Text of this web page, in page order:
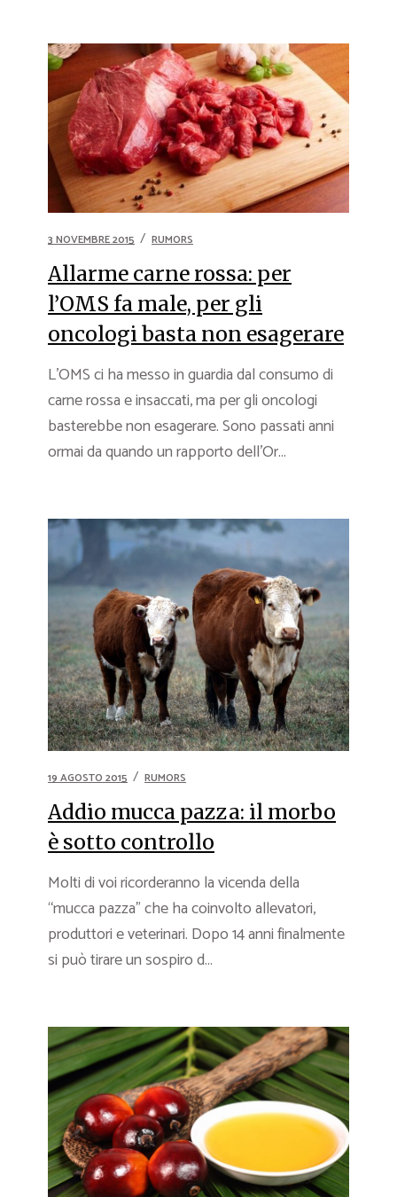
3 NOVEMBRE 2015 RUMORS
Allarme carne rossa: per
l’OMS fa male, per gli
oncologi basta non esagerare
L’OMS ci ha messo in guardia dal consumo di
carne rossa e insaccati, ma per gli oncologi
basterebbe non esagerare. Sono passati anni
ormai da quando un rapporto dell’Or...
19 AGOSTO 2015 RUMORS
Addio mucca pazza: il morbo
è sotto controllo
Molti di voi ricorderanno la vicenda della
“mucca pazza” che ha coinvolto allevatori,
produttori e veterinari. Dopo 14 anni finalmente
si può tirare un sospiro d...